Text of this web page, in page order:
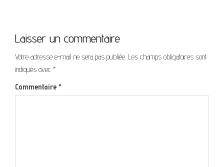
Laisser un commentaire
Votre adresse e-mail ne sera pas publiée. Les champs obligatoires sont
indiqués avec *
Commentaire *